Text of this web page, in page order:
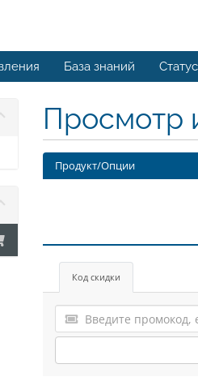
База знаний
Просмотр
Продукт/Опции
Код скидки